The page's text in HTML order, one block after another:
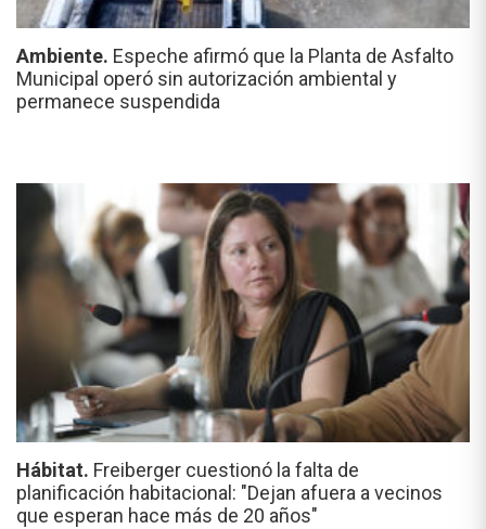
Ambiente. Espeche afirmó que la Planta de Asfalto
Municipal operó sin autorización ambiental y
permanece suspendida
Hábitat. Freiberger cuestionó la falta de
planificación habitacional: "Dejan afuera a vecinos
que esperan hace más de 20 años"